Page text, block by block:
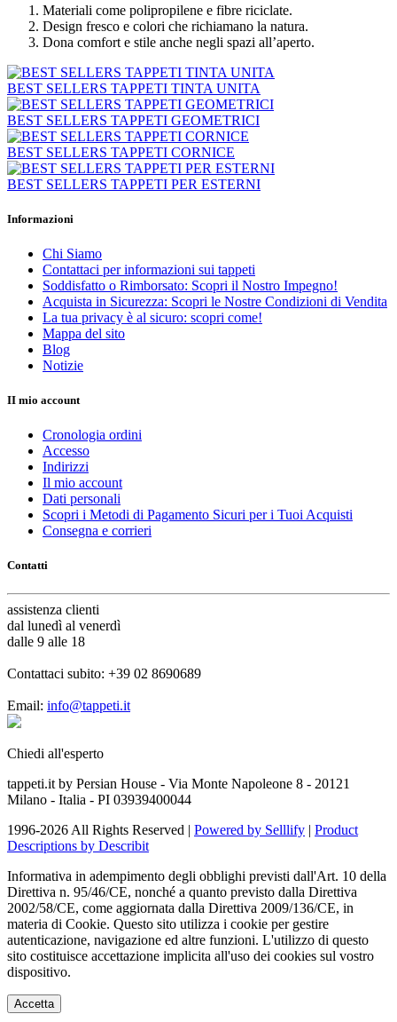
Materiali come polipropilene e fibre riciclate.
Design fresco e colori che richiamano la natura.
Dona comfort e stile anche negli spazi all’aperto.
BEST SELLERS TAPPETI TINTA UNITA
BEST SELLERS TAPPETI GEOMETRICI
BEST SELLERS TAPPETI CORNICE
BEST SELLERS TAPPETI PER ESTERNI
Informazioni
Chi Siamo
Contattaci per informazioni sui tappeti
Soddisfatto o Rimborsato: Scopri il Nostro Impegno!
Acquista in Sicurezza: Scopri le Nostre Condizioni di Vendita
La tua privacy è al sicuro: scopri come!
Mappa del sito
Blog
Notizie
II mio account
Cronologia ordini
Accesso
Indirizzi
Il mio account
Dati personali
Scopri i Metodi di Pagamento Sicuri per i Tuoi Acquisti
Consegna e corrieri
Contatti
assistenza clienti
dal lunedì al venerdì
dalle 9 alle 18
Contattaci subito: +39 02 8690689
Email: info@tappeti.it
Chiedi all'esperto
tappeti.it by Persian House - Via Monte Napoleone 8 - 20121
Milano - Italia - PI 03939400044
1996-2026 All Rights Reserved | Powered by Selllify | Product
Descriptions by Describit
Informativa in adempimento degli obblighi previsti dall'Art. 10 della
Direttiva n. 95/46/CE, nonché a quanto previsto dalla Direttiva
2002/58/CE, come aggiornata dalla Direttiva 2009/136/CE, in
materia di Cookie. Questo sito utilizza i cookie per gestire
autenticazione, navigazione ed altre funzioni. L'utilizzo di questo
sito costituisce accettazione implicita all'uso dei cookies sul vostro
dispositivo.
Accetta